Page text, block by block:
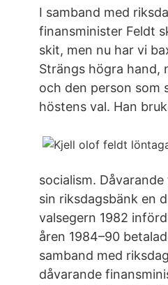
I samband med
finansminister Feldt
skit, men nu har vi
Strängs högra hand,
och den person som
höstens val. Han
socialism.
sin riksdagsbänk en
valsegern 1982
åren 1984–90
samband med
dåvarande